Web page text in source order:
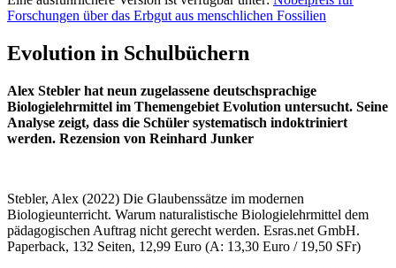
Forschungen über das Erbgut aus menschlichen Fossilien
Evolution in Schulbüchern
Alex Stebler hat neun zugelassene deutschsprachige
Biologielehrmittel im Themengebiet Evolution untersucht. Seine
Analyse zeigt, dass die Schüler systematisch indoktriniert
werden. Rezension von Reinhard Junker
Stebler, Alex (2022) Die Glaubenssätze im modernen
Biologieunterricht. Warum naturalistische Biologielehrmittel dem
pädagogischen Auftrag nicht gerecht werden. Esras.net GmbH.
Paperback, 132 Seiten, 12,99 Euro (A: 13,30 Euro / 19,50 SFr)